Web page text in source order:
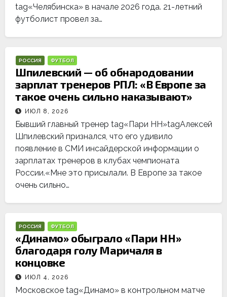
tag«Челябинска» в начале 2026 года. 21-летний
футболист провел за…
РОССИЯ ФУТБОЛ
Шпилевский — об обнародовании
зарплат тренеров РПЛ: «В Европе за
такое очень сильно наказывают»
ИЮЛ 8, 2026
Бывший главный тренер tag«Пари НН»tagАлексей
Шпилевский признался, что его удивило
появление в СМИ инсайдерской информации о
зарплатах тренеров в клубах чемпионата
России.«Мне это присылали. В Европе за такое
очень сильно…
РОССИЯ ФУТБОЛ
«Динамо» обыграло «Пари НН»
благодаря голу Маричаля в
концовке
ИЮЛ 4, 2026
Московское tag«Динамо» в контрольном матче